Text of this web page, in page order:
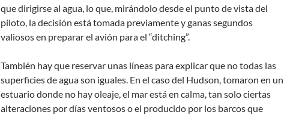
que dirigirse al agua, lo que, mirándolo desde el punto de vista del
piloto, la decisión está tomada previamente y ganas segundos
valiosos en preparar el avión para el “ditching”.
También hay que reservar unas líneas para explicar que no todas las
superficies de agua son iguales. En el caso del Hudson, tomaron en un
estuario donde no hay oleaje, el mar está en calma, tan solo ciertas
alteraciones por días ventosos o el producido por los barcos que